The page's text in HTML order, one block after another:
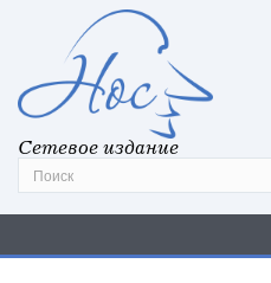
Сетевое издание